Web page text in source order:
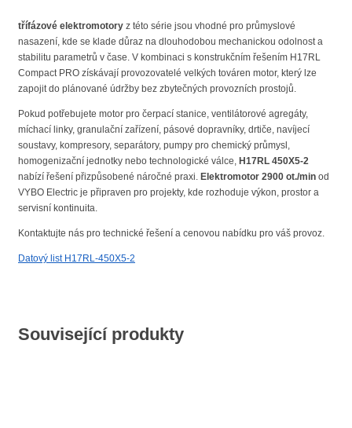
třífázové elektromotory z této série jsou vhodné pro průmyslové
nasazení, kde se klade důraz na dlouhodobou mechanickou odolnost a
stabilitu parametrů v čase. V kombinaci s konstrukčním řešením H17RL
Compact PRO získávají provozovatelé velkých továren motor, který lze
zapojit do plánované údržby bez zbytečných provozních prostojů.
Pokud potřebujete motor pro čerpací stanice, ventilátorové agregáty,
míchací linky, granulační zařízení, pásové dopravníky, drtiče, navíjecí
soustavy, kompresory, separátory, pumpy pro chemický průmysl,
homogenizační jednotky nebo technologické válce, H17RL 450X5-2
nabízí řešení přizpůsobené náročné praxi. Elektromotor 2900 ot./min od
VYBO Electric je připraven pro projekty, kde rozhoduje výkon, prostor a
servisní kontinuita.
Kontaktujte nás pro technické řešení a cenovou nabídku pro váš provoz.
Datový list H17RL-450X5-2
Související produkty